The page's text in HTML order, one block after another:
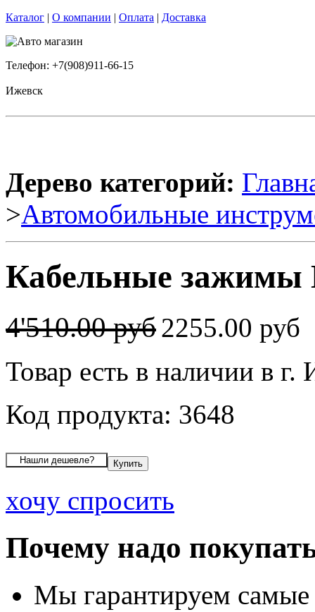
Каталог | О компании | Оплата | Доставка
Телефон: +7(908)911-66-15
Ижевск
Дерево категорий:
>Автомобильные
Кабельные зажимы
4'510.00 руб2255.00 руб
Товар есть в наличии в г.
Код продукта: 3648
хочу спросить
Почему надо
Мы гарантируем